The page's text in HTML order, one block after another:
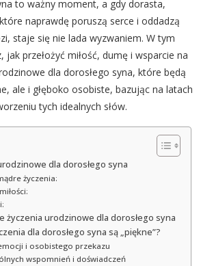
to ważny moment, a gdy dorasta,
naprawdę poruszą serce i oddadzą
staje się nie lada wyzwaniem. W tym
jak przełożyć miłość, dumę i wsparcie na
dla dorosłego syna, które będą
ale i głęboko osobiste, bazując na latach
tych idealnych słów.
dla dorosłego syna
życzenia:
życzenia urodzinowe dla dorosłego syna
dla dorosłego syna są „piękne”?
i osobistego przekazu
wspomnień i doświadczeń